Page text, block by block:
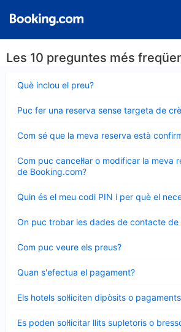
Les 10 preguntes més
Què inclou el preu?
tancat
Puc fer una reserva sense targeta de
tancat
Com sé que la meva reserva està
tancat
Com puc cancel·lar o modificar la meva
de Booking.com?
tancat
Quin és el meu codi PIN i per què el
tancat
On puc trobar les dades de contacte de
tancat
Com puc veure els preus?
tancat
Quan s'efectua el pagament?
tancat
Els hotels sol·liciten dipòsits o
tancat
Es poden sol·licitar llits supletoris o
tancat